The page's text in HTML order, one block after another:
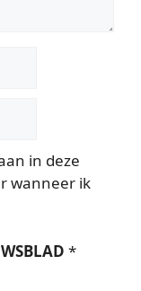
in deze
wanneer ik
*